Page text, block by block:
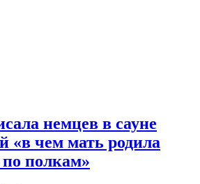
немцев в сауне
«в чем мать родила
полкам»